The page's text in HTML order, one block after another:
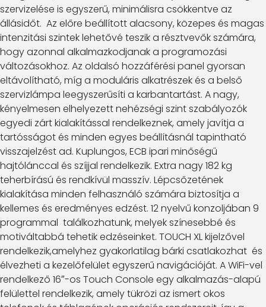
szervizelése is egyszerű, minimálisra csökkentve az
állásidőt. Az előre beállított alacsony, közepes és magas
intenzitási szintek lehetővé teszik a résztvevők számára,
hogy azonnal alkalmazkodjanak a programozási
változásokhoz. Az oldalsó hozzáférési panel gyorsan
eltávolítható, míg a moduláris alkatrészek és a belső
szervizlámpa leegyszerűsíti a karbantartást. A nagy,
kényelmesen elhelyezett nehézségi szint szabályozók
egyedi zárt kialakítással rendelkeznek, amely javítja a
tartósságot és minden egyes beállításnál tapintható
visszajelzést ad. Kuplungos, ECB ipari minőségű
hajtólánccal és szíjjal rendelkezik. Extra nagy 182 kg
teherbírású és rendkívül masszív. Lépcsőzetének
kialakítása minden felhasználó számára biztosítja a
kellemes és eredményes edzést. 12 nyelvű konzoljában 9
programmal találkozhatunk, melyek színesebbé és
motiváltabbá tehetik edzéseinket. TOUCH XL kijelzővel
rendelkezik,amelyhez gyakorlatilag bárki csatlakozhat és
élvezheti a kezelőfelület egyszerű navigációját. A WiFi-vel
rendelkező 16″-os Touch Console egy alkalmazás-alapú
felülettel rendelkezik, amely tükrözi az ismert okos